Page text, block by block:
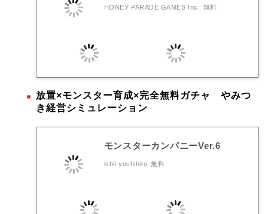
HONEY PARADE GAMES Inc. 無料
放置×モンスター育成×完全無料ガチャ やみつ
き経営シミュレーション
モンスターカンパニーVer.6
ishii yoshihiro 無料